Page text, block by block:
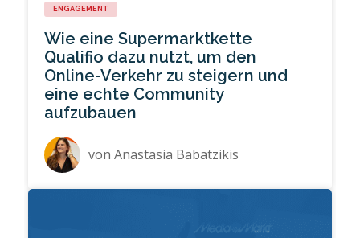
ENGAGEMENT
Wie eine Supermarktkette
Qualifio dazu nutzt, um den
Online-Verkehr zu steigern und
eine echte Community
aufzubauen
vonAnastasia Babatzikis